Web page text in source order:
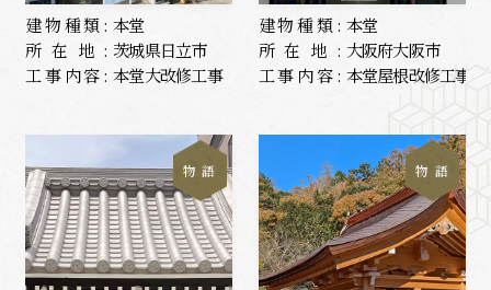
建物種類: 本堂
所在地: 茨城県日立市
工事内容: 本堂大改修工事
建物種類: 本堂
所在地: 大阪府大阪市
工事内容: 本堂屋根改修工事
物 語 物 語